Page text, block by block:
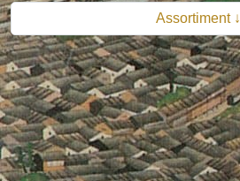
Assortiment ↓